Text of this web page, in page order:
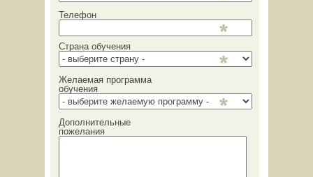
Телефон
Страна обучения
Желаемая программа
обучения
Дополнительные
пожелания